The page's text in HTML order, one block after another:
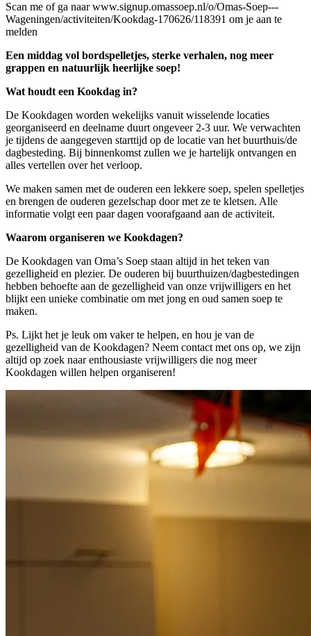
Scan me of ga naar www.signup.omassoep.nl/o/Omas-Soep---
Wageningen/activiteiten/Kookdag-170626/118391 om je aan te
melden
Een middag vol bordspelletjes, sterke verhalen, nog meer
grappen en natuurlijk heerlijke soep!
Wat houdt een Kookdag in?
De Kookdagen worden wekelijks vanuit wisselende locaties
georganiseerd en deelname duurt ongeveer 2-3 uur. We verwachten
je tijdens de aangegeven starttijd op de locatie van het buurthuis/de
dagbesteding. Bij binnenkomst zullen we je hartelijk ontvangen en
alles vertellen over het verloop.
We maken samen met de ouderen een lekkere soep, spelen spelletjes
en brengen de ouderen gezelschap door met ze te kletsen. Alle
informatie volgt een paar dagen voorafgaand aan de activiteit.
Waarom organiseren we Kookdagen?
De Kookdagen van Oma’s Soep staan altijd in het teken van
gezelligheid en plezier. De ouderen bij buurthuizen/dagbestedingen
hebben behoefte aan de gezelligheid van onze vrijwilligers en het
blijkt een unieke combinatie om met jong en oud samen soep te
maken.
Ps. Lijkt het je leuk om vaker te helpen, en hou je van de
gezelligheid van de Kookdagen? Neem contact met ons op, we zijn
altijd op zoek naar enthousiaste vrijwilligers die nog meer
Kookdagen willen helpen organiseren!